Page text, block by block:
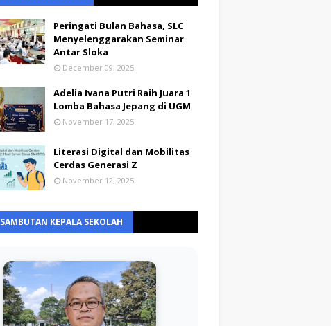
Peringati Bulan Bahasa, SLC
Menyelenggarakan Seminar
Antar Sloka
December 09, 2025
Adelia Ivana Putri Raih Juara 1
Lomba Bahasa Jepang di UGM
November 17, 2025
Literasi Digital dan Mobilitas
Cerdas Generasi Z
November 12, 2025
SAMBUTAN KEPALA SEKOLAH